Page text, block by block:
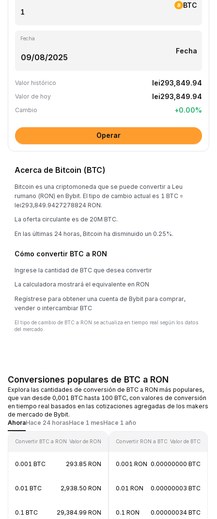
BTC
Fecha
Fecha
Valor histórico lei293,849.94
Valor de hoy lei293,849.94
Cambio +0.00%
Operar
Acerca de Bitcoin (BTC)
Bitcoin es una criptomoneda que se puede convertir a Leu
rumano (RON) en Bybit. El tipo de cambio actual es 1 BTC =
lei293,849.9427278824 RON.
La oferta circulante es de 20M BTC.
En las últimas 24 horas, Bitcoin ha disminuido un 0.25%.
Cómo convertir BTC a RON
Ingrese la cantidad de BTC que desea convertir
La calculadora mostrará el equivalente en RON
Regístrese para obtener una cuenta de Bybit para comprar,
vender o intercambiar BTC
El tipo de cambio de BTC a RON se actualiza en tiempo real según los datos
del mercado.
Conversiones populares de BTC a RON
Explora las cantidades de conversión de BTC a RON más populares,
que van desde 0,001 BTC hasta 100 BTC, con valores de conversión
en tiempo real basados en las cotizaciones agregadas de los makers
de mercado de Bybit.
AhoraHace 24 horasHace 1 mesHace 1 año
Convertir BTC a RON Valor de RON
0.001 BTC 293.85 RON
0.01 BTC 2,938.50 RON
0.1 BTC 29,384.99 RON
Convertir RON a BTC Valor de BTC
0.001 RON 0.00000000 BTC
0.01 RON 0.00000003 BTC
0.1 RON 0.00000034 BTC